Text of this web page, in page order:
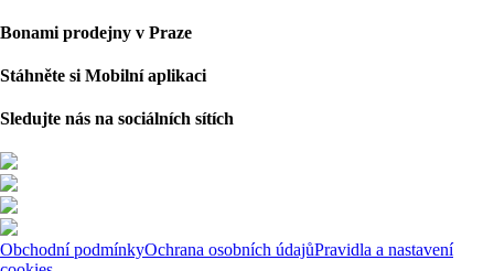
Bonami prodejny v Praze
Stáhněte si Mobilní aplikaci
Sledujte nás na sociálních sítích
Obchodní podmínkyOchrana osobních údajůPravidla a nastavení